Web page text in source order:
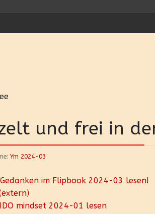
und frei in
Ym 2024-03
im Flipbook 2024-03 lesen!
mindset 2024-01 lesen